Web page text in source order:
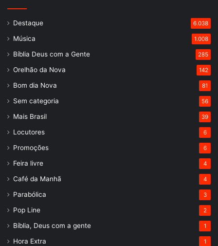
Destaque 6.038
Música 1.008
Bíblia Deus com a Gente 285
Orelhão da Nova 142
Bom dia Nova 81
Sem categoria 56
Mais Brasil 39
Locutores 6
Promoções 6
Feira livre 4
Café da Manhã 4
Parabólica 3
Pop Line 2
Bíblia, Deus com a gente 1
Hora Extra 1